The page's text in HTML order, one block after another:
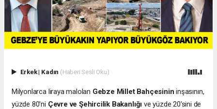
Erkek| Kadın (Haberi Sesli Oku)
Milyonlarca liraya malolan Gebze Millet Bahçesinin inşasının,
yüzde 80'ni Çevre ve Şehircilik Bakanlığı ve yüzde 20'sini de